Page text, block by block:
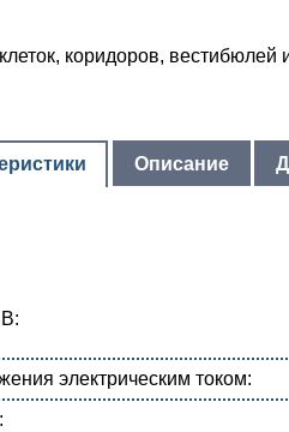
коридоров,
Описание
электрическим током: